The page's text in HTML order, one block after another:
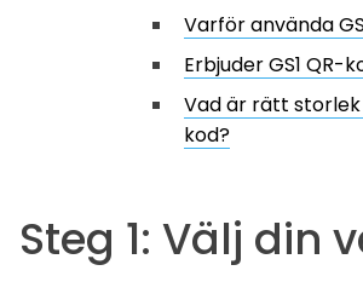
Varför använda
Erbjuder GS1 QR-
Vad är rätt storlek
kod?
Steg 1: Välj din